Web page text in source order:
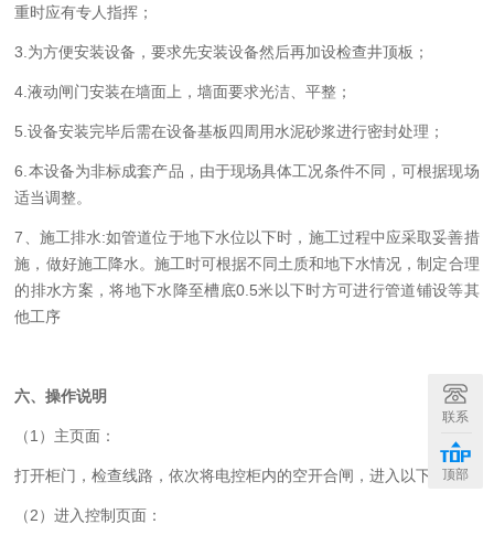
重时应有专人指挥；
3 .为方便安装设备 ，要求先安装设备然后再加设检查井顶板；
4 .液动闸门安装在墙面上，墙面要求光洁、平整；
5 .设备安装完毕后需在设备基板四周用水泥砂浆进行密封处理；
6 .本设备为非标成套产品，由于现场具体工况条件不同，可根据现场
适当调整。
7 、施工排水:如管道位于地下水位以下时，施工过程中应采取妥善措
施，做好施工降水。施工时可根据不同土质和地下水情况，制定合理
的排水方案，将地下水降至槽底0.5米以下时方可进行管道铺设等其
他工序
六、操作说明
（1）主页面：
打开柜门，检查线路，依次将电控柜内的空开合闸，进入以下界面。
（2）进入控制页面：
联系
顶部